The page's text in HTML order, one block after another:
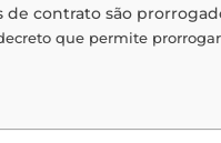
de contrato são
que permite